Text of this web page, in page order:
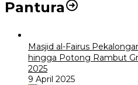
Pantura
Masjid al-Fairus
hingga Potong Rambut
2025
9 April 2025